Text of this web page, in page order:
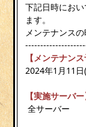
下記日時にお
ます。
メンテナンス
【メンテナン
2024年1月11
【実施サーバー
全サーバー